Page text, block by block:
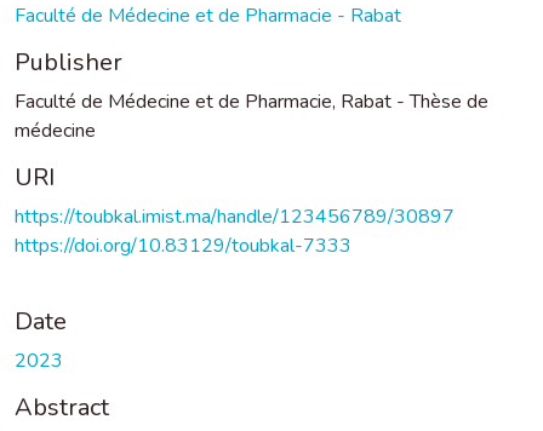
Faculté de Médecine et de Pharmacie - Rabat
Publisher
Faculté de Médecine et de Pharmacie, Rabat - Thèse de
médecine
URI
https://toubkal.imist.ma/handle/123456789/30897
https://doi.org/10.83129/toubkal-7333
Date
2023
Abstract